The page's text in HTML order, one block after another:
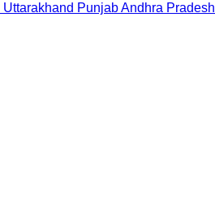
Uttarakhand PunjabAndhra Pradesh